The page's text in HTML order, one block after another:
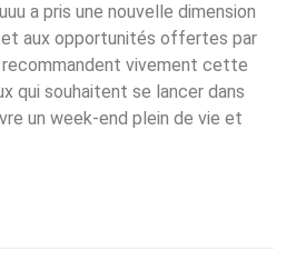
a pris une nouvelle dimension
aux opportunités offertes par
vivement cette
qui souhaitent se lancer dans
un week-end plein de vie et